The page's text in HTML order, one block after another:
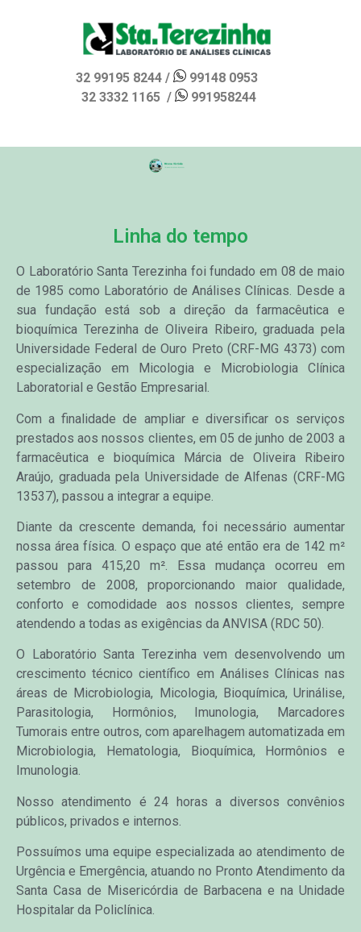
32 99195 8244 /
99148 0953
32 3332 1165 /
991958244
Linha do tempo
O Laboratório Santa Terezinha foi fundado em 08 de maio
de 1985 como Laboratório de Análises Clínicas. Desde a
sua fundação está sob a direção da farmacêutica e
bioquímica Terezinha de Oliveira Ribeiro, graduada pela
Universidade Federal de Ouro Preto (CRF-MG 4373) com
especialização em Micologia e Microbiologia Clínica
Laboratorial e Gestão Empresarial.
Com a finalidade de ampliar e diversificar os serviços
prestados aos nossos clientes, em 05 de junho de 2003 a
farmacêutica e bioquímica Márcia de Oliveira Ribeiro
Araújo, graduada pela Universidade de Alfenas (CRF-MG
13537), passou a integrar a equipe.
Diante da crescente demanda, foi necessário aumentar
nossa área física. O espaço que até então era de 142 m²
passou para 415,20 m². Essa mudança ocorreu em
setembro de 2008, proporcionando maior qualidade,
conforto e comodidade aos nossos clientes, sempre
atendendo a todas as exigências da ANVISA (RDC 50).
O Laboratório Santa Terezinha vem desenvolvendo um
crescimento técnico científico em Análises Clínicas nas
áreas de Microbiologia, Micologia, Bioquímica, Urinálise,
Parasitologia, Hormônios, Imunologia, Marcadores
Tumorais entre outros, com aparelhagem automatizada em
Microbiologia, Hematologia, Bioquímica, Hormônios e
Imunologia.
Nosso atendimento é 24 horas a diversos convênios
públicos, privados e internos.
Possuímos uma equipe especializada ao atendimento de
Urgência e Emergência, atuando no Pronto Atendimento da
Santa Casa de Misericórdia de Barbacena e na Unidade
Hospitalar da Policlínica.